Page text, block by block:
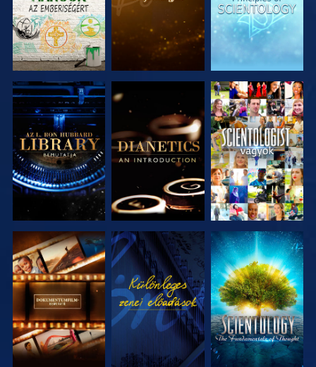
A SOROZAT
RÉSZEI
A SOROZAT
RÉSZEI
MŰSORNÉZÉS
A SOROZAT
RÉSZEI
MŰSORNÉZÉS
A SOROZAT
RÉSZEI